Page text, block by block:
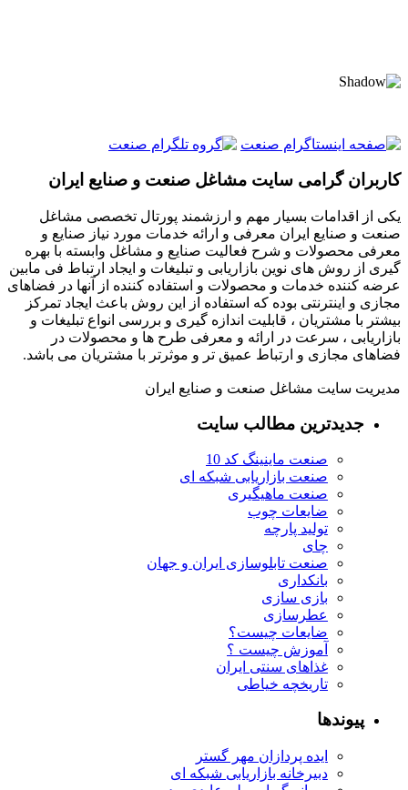
کاربران گرامی سایت مشاغل صنعت و صنایع ایران
یکی از اقدامات بسیار مهم و ارزشمند پورتال تخصصی مشاغل
صنعت و صنایع ایران معرفی و ارائه خدمات مورد نیاز صنایع و
معرفی محصولات و شرح فعالیت صنایع و مشاغل وابسته با بهره
گیری از روش های نوین بازاریابی و تبلیغات و ایجاد ارتباط فی مابین
عرضه کننده خدمات و محصولات و استفاده کننده از آنها در فضاهای
مجازی و اینترنتی بوده که استفاده از این روش باعث ایجاد تمرکز
بیشتر با مشتریان ، قابلیت اندازه گیری و بررسی انواع تبلیغات و
بازاریابی ، سرعت در ارائه و معرفی طرح ها و محصولات در
فضاهای مجازی و ارتباط عمیق تر و موثرتر با مشتریان می باشد.
مدیریت سایت مشاغل صنعت و صنایع ایران
جدیدترین مطالب سایت
صنعت ماینینگ کد 10
صنعت بازاریابی شبکه ای
صنعت ماهیگیری
ضایعات چوب
تولید پارچه
چای
صنعت تابلوسازی ایران و جهان
بانکداری
بازی سازی
عطرسازی
ضایعات چیست؟
آموزش چیست ؟
غذاهای سنتی ایران
تاریخچه خیاطی
پیوندها
ایده پردازان مهر گستر
دبیرخانه بازاریابی شبکه ای